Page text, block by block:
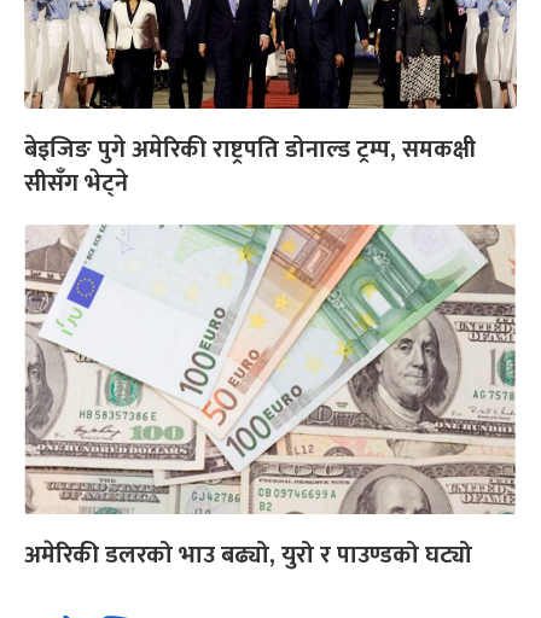
बेइजिङ पुगे अमेरिकी राष्ट्रपति डोनाल्ड ट्रम्प, समकक्षी
सीसँग भेट्ने
अमेरिकी डलरको भाउ बढ्यो, युरो र पाउण्डको घट्यो